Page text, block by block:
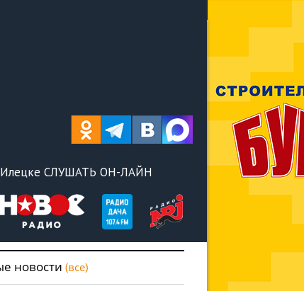
Илецке СЛУШАТЬ ОН-ЛАЙН
новости (все)